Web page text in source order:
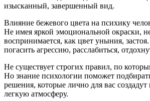
изысканный, завершенный вид.
Влияние бежевого цвета на психику
Не имея яркой эмоциональной окраски,
воспринимается, как цвет уныния,
погасить агрессию, расслабиться,
Не существует строгих правил, по
Но знание психологии поможет
решения, которые лично для вас
легкую атмосферу.